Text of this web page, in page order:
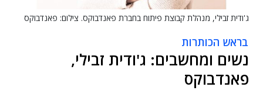
ג'ודית זבילי, מנהלת קבוצת פיתוח בחברת פאנדבוקס. צילום: פאנדבוקס
בראש הכותרות
נשים ומחשבים: ג'ודית זבילי,
פאנדבוקס